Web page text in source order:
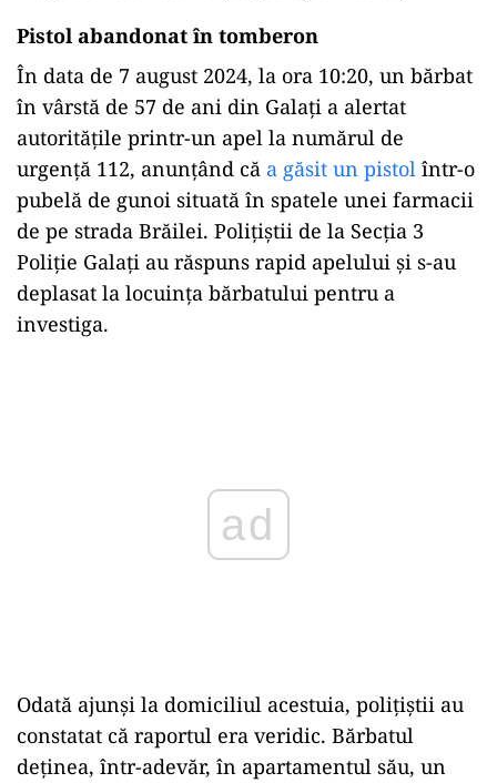
Pistol abandonat în tomberon
În data de 7 august 2024, la ora 10:20, un bărbat
în vârstă de 57 de ani din Galați a alertat
autoritățile printr-un apel la numărul de
urgență 112, anunțând că a găsit un pistol într-o
pubelă de gunoi situată în spatele unei farmacii
de pe strada Brăilei. Polițiștii de la Secția 3
Poliție Galați au răspuns rapid apelului și s-au
deplasat la locuința bărbatului pentru a
investiga.
Odată ajunși la domiciliul acestuia, polițiștii au
constatat că raportul era veridic. Bărbatul
deținea, într-adevăr, în apartamentul său, un